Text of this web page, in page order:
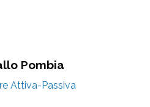
Pombia
Attiva-Passiva